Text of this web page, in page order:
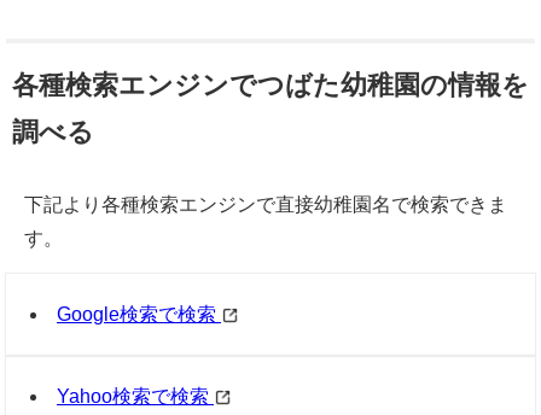
各種検索エンジンでつばた幼稚園の情報を
調べる
下記より各種検索エンジンで直接幼稚園名で検索できま
す。
Google検索で検索
Yahoo検索で検索